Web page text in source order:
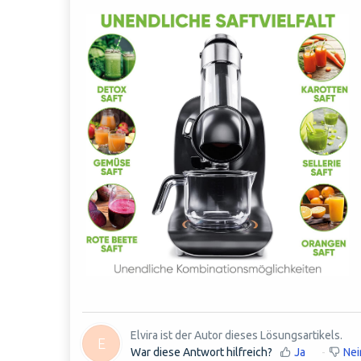
E
Elvira ist der Autor dieses Lösungsartikels.
War diese Antwort hilfreich?
Ja